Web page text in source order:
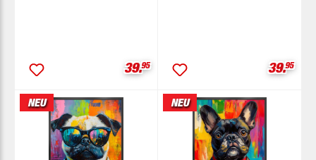
Verkaufspreis:
39.95 39.95
NEU NEU